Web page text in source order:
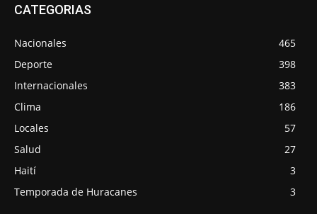
CATEGORIAS
Nacionales
465
Deporte
398
Internacionales
383
Clima
186
Locales
57
Salud
27
Haití
3
Temporada de Huracanes
3